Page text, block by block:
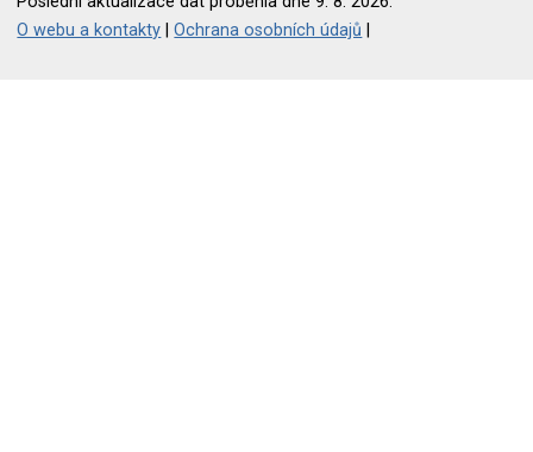
O webu a kontakty |Ochrana osobních údajů